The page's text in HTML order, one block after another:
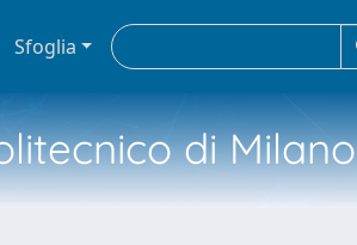
Sfoglia
di Milano